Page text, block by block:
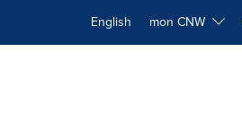
English mon CNW